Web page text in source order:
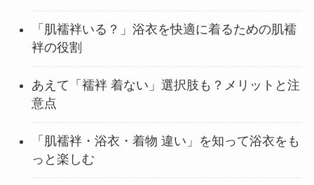
「肌襦袢いる？」浴衣を快適に着るための肌襦
袢の役割
あえて「襦袢 着ない」選択肢も？メリットと注
意点
「肌襦袢・浴衣・着物 違い」を知って浴衣をも
っと楽しむ